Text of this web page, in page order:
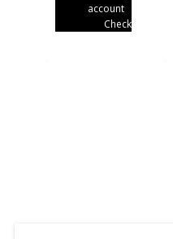
account
Checkout